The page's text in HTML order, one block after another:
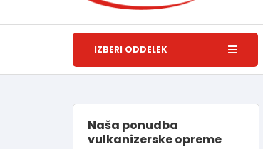
IZBERI ODDELEK
Naša ponudba
vulkanizerske opreme